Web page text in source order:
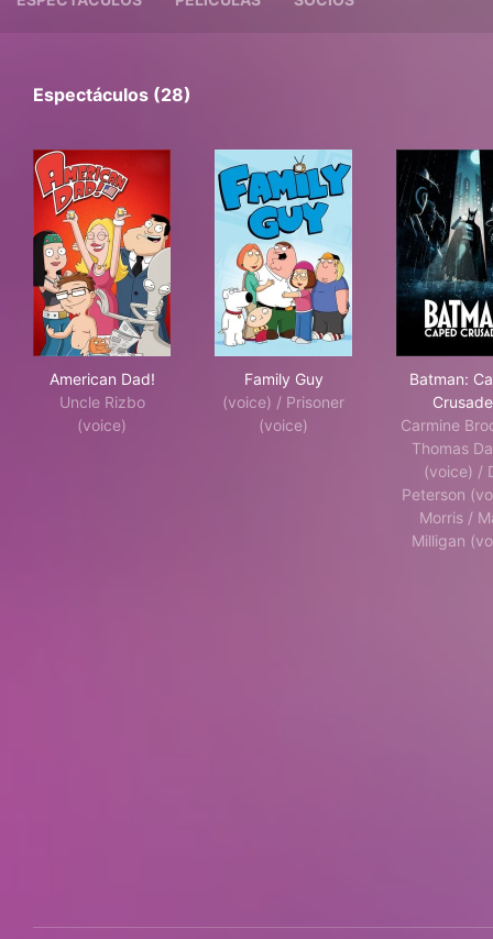
Espectáculos (28)
American Dad!
Uncle Rizbo
(voice)
Family Guy
(voice) / Prisoner
(voice)
Batman:
Carmine
Thomas
(voice) /
Peterson
Morris /
Milligan